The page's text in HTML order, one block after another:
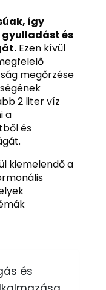
így
és
Ezen kívül
megőrzése
2 liter víz
a
és
kiemelendő a
és